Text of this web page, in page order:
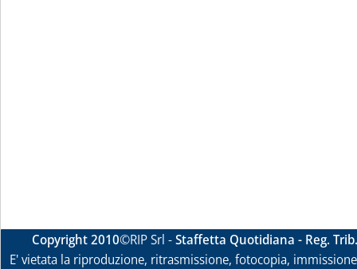
Copyright 2010©RIP Srl -Staffetta Quotidiana - Reg.
E' vietata la riproduzione, ritrasmissione, fotocopia,